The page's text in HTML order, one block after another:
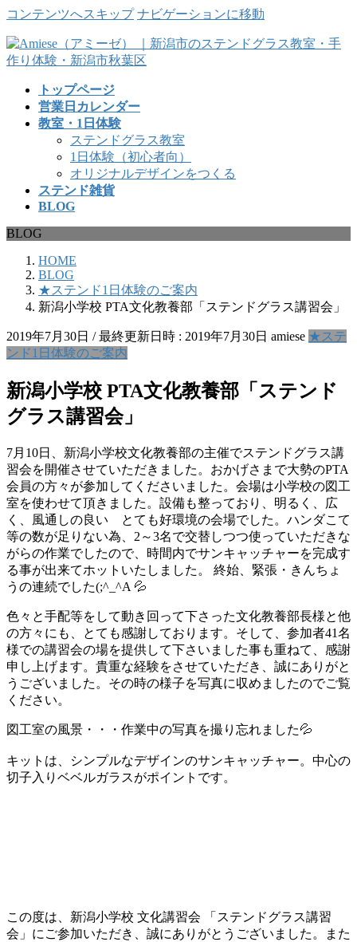
コンテンツへスキップ ナビゲーションに移動
トップページ
営業日カレンダー
教室・1日体験
ステンドグラス教室
1日体験（初心者向）
オリジナルデザインをつくる
ステンド雑貨
BLOG
BLOG
HOME
BLOG
★ステンド1日体験のご案内
新潟小学校 PTA文化教養部「ステンドグラス講習会」
2019年7月30日 / 最終更新日時 : 2019年7月30日 amiese ★ステ
ンド1日体験のご案内
新潟小学校 PTA文化教養部「ステンド
グラス講習会」
7月10日、新潟小学校文化教養部の主催でステンドグラス講
習会を開催させていただきました。おかげさまで大勢のPTA
会員の方々が参加してくださいました。会場は小学校の図工
室を使わせて頂きました。設備も整っており、明るく、広
く、風通しの良い とても好環境の会場でした。ハンダこて
等の数が足りない為、2～3名で交替しつつ使っていただきな
がらの作業でしたので、時間内でサンキャッチャーを完成す
る事が出来てホットいたしました。 終始、緊張・きんちょ
うの連続でした(;^_^A 💦
色々と手配等をして動き回って下さった文化教養部長様と他
の方々にも、とても感謝しております。そして、参加者41名
様での講習会の場を提供して下さいました事も重ねて、感謝
申し上げます。貴重な経験をさせていただき、誠にありがと
うございました。その時の様子を写真に収めましたのでご覧
ください。
図工室の風景・・・作業中の写真を撮り忘れました💦
キットは、シンプルなデザインのサンキャッチャー。中心の
切子入りベベルガラスがポイントです。
この度は、新潟小学校 文化講習会 「ステンドグラス講習
会」にご参加いただき、誠にありがとうございました。また